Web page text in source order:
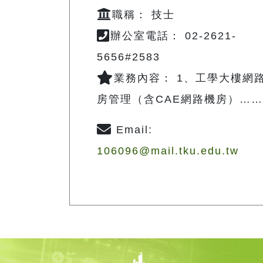
職稱： 技士
辦公室電話： 02-2621-
5656#2583
業務內容： 1、工學大樓網
房管理（含CAE網路機房）……
Email:
106096@mail.tku.edu.tw